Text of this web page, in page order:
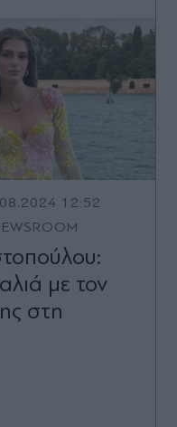
12:52
με τον
στη